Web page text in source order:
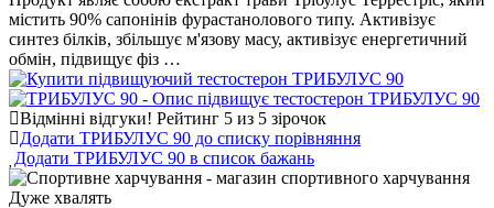
містить 90% сапонінів фурастанолового типу. Активізує
синтез білків, збільшує м'язову масу, активізує енергетичний
обмін, підвищує фіз …
Відмінні відгуки! Рейтинг 5 из 5 зірочок
Додати ТРИБУЛУС 90 до списку порівняння
Додати ТРИБУЛУС 90 в список бажань
Дуже хвалять